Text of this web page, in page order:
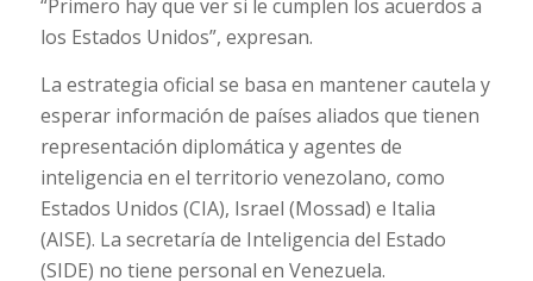
“Primero hay que ver si le cumplen los acuerdos a
los Estados Unidos”, expresan.
La estrategia oficial se basa en mantener cautela y
esperar información de países aliados que tienen
representación diplomática y agentes de
inteligencia en el territorio venezolano, como
Estados Unidos (CIA), Israel (Mossad) e Italia
(AISE). La secretaría de Inteligencia del Estado
(SIDE) no tiene personal en Venezuela.